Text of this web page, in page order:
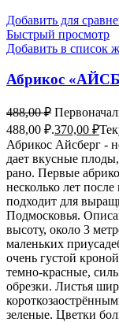
Добавить для
Быстрый просмотр
Добавить в список
Абрикос
488,00₽
488,00 ₽.370,00 ₽
Абрикос Айсберг -
дает вкусные
рано. Первые
несколько лет
подходит для
Подмосковья.
высоту, около 3
маленьких
очень густой
темно-красные,
обрезки. Листья
зеленые. Цветки